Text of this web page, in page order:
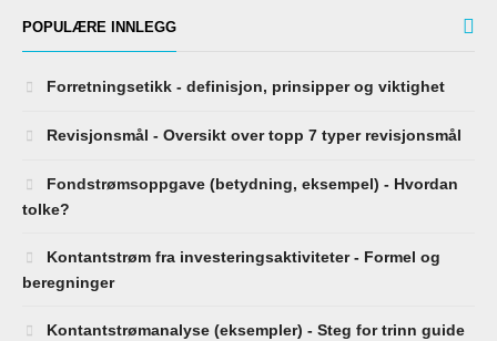
POPULÆRE INNLEGG
Forretningsetikk - definisjon, prinsipper og viktighet
Revisjonsmål - Oversikt over topp 7 typer revisjonsmål
Fondstrømsoppgave (betydning, eksempel) - Hvordan
tolke?
Kontantstrøm fra investeringsaktiviteter - Formel og
beregninger
Kontantstrømanalyse (eksempler) - Steg for trinn guide